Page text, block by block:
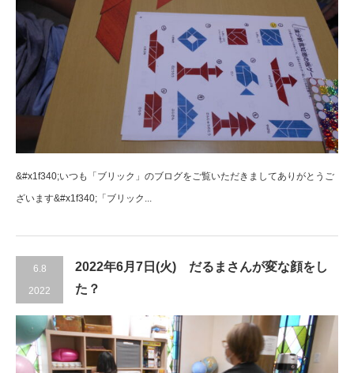
&#x1f340;いつも「ブリック」のブログをご覧いただきましてありがとうご
ざいます&#x1f340;「ブリック...
6.8
2022
2022年6月7日(火) だるまさんが変な顔をし
た？